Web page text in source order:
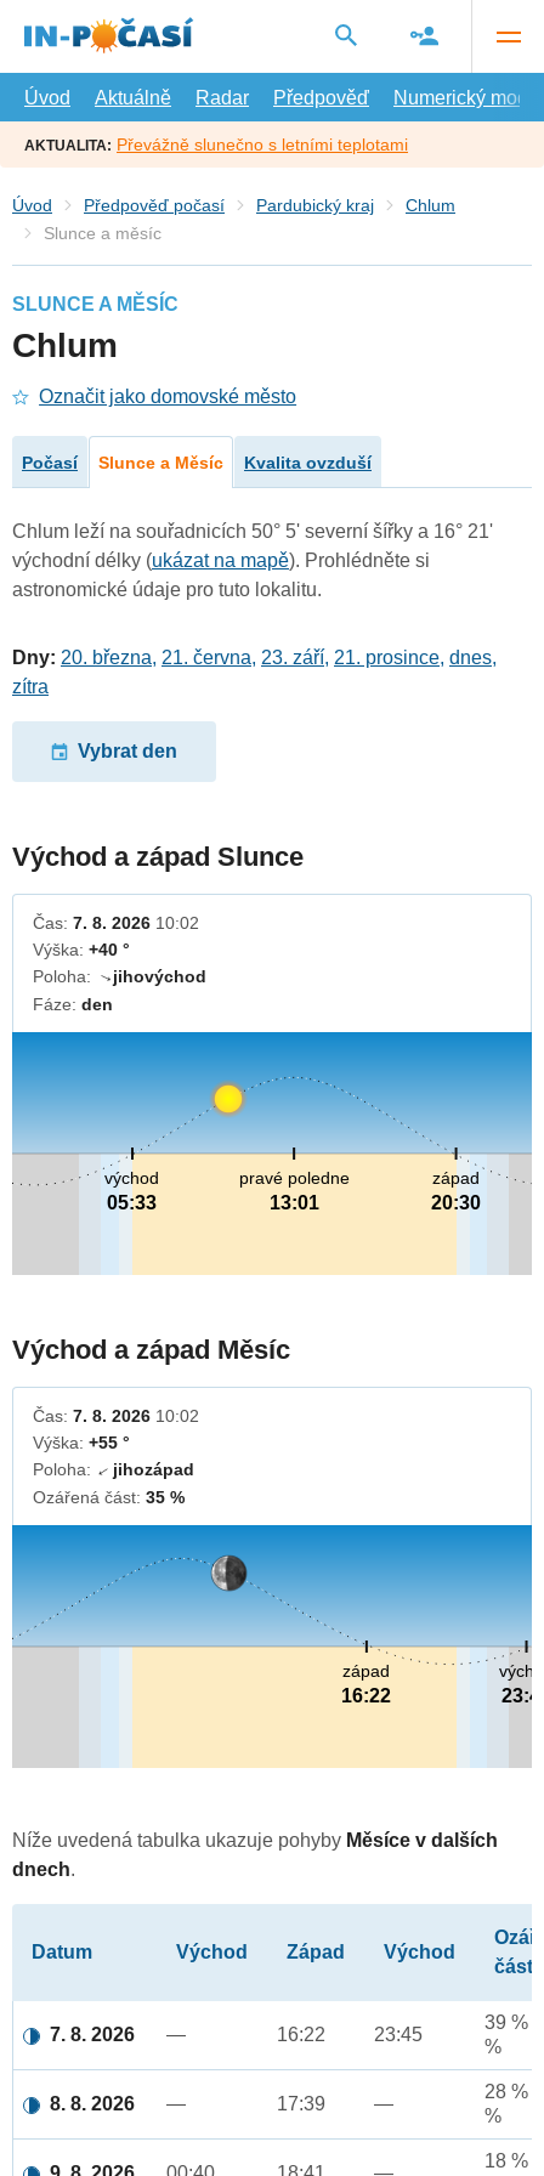
hlavní
Úvod
Aktuálně Radar Předpověď Numerický model
AKTUALITA: Převážně slunečno s letními teplotami
Úvod Předpověď počasí Pardubický kraj
Chlum
Slunce a měsíc
SLUNCE A MĚSÍC
Chlum
Označit jako domovské město
Počasí Slunce a Měsíc Kvalita ovzduší
Chlum leží na souřadnicích 50° 5' severní šířky a 16° 21'
východní délky (ukázat na mapě). Prohlédněte si
astronomické údaje pro tuto lokalitu.
Dny: 20. března, 21. června, 23. září, 21. prosince, dnes,
zítra
Vybrat den
Východ a západ Slunce
Čas: 7. 8. 2026 10:02
Výška: +40 °
Poloha:
↓jihovýchod
Fáze: den
pravé poledne
13:01
východ
05:33
západ
20:30
Východ a západ Měsíc
Čas: 7. 8. 2026 10:02
Výška: +55 °
Poloha: ↓jihozápad
Ozářená část: 35 %
západ
16:22
Níže uvedená tabulka ukazuje pohyby Měsíce v dalších
dnech.
Datum Východ Západ Východ
část
7. 8. 2026 — 16:22 23:45
39 %
%
8. 8. 2026 — 17:39 —
28 %
%
18 %